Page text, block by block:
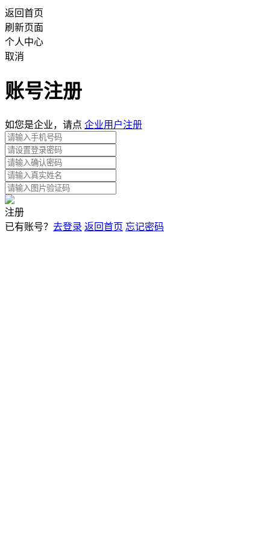
返回首页
刷新页面
个人中心
取消
账号注册
如您是企业，请点 企业用户注册
注册
已有账号？ 去登录 返回首页 忘记密码